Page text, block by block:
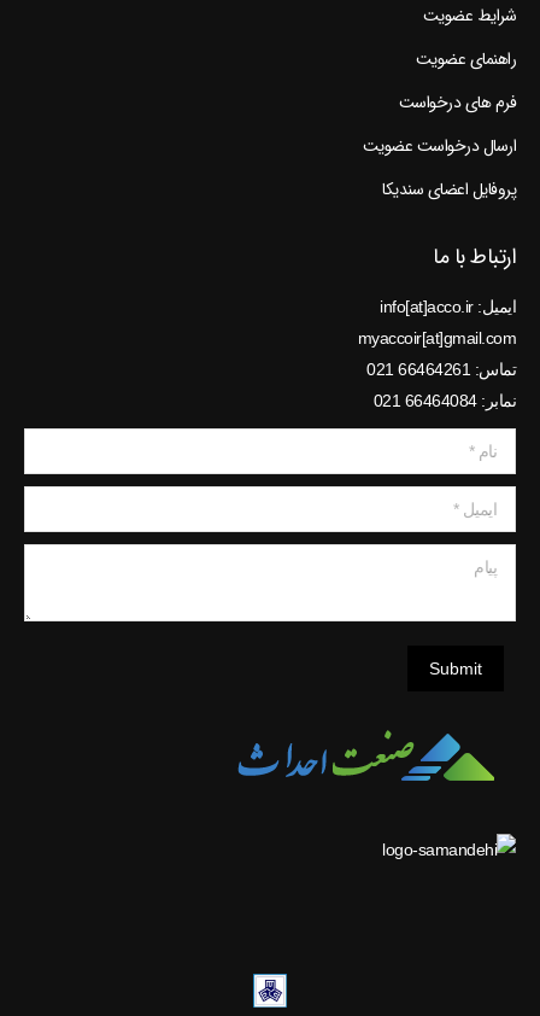
شرایط عضویت
راهنمای عضویت
فرم های درخواست
ارسال درخواست عضویت
پروفایل اعضای سندیکا
ارتباط با ما
ایمیل: info[at]acco.ir
myaccoir[at]gmail.com
تماس: 66464261 021
نمابر: 66464084 021
نام *
ایمیل *
Submit